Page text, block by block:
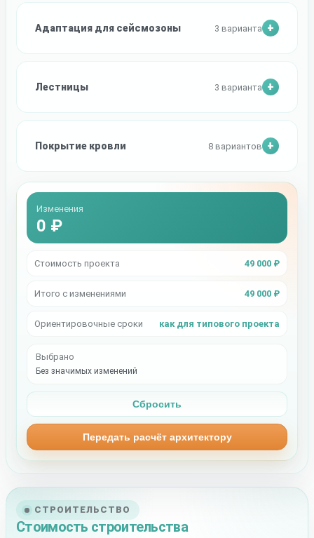
СТРОИТЕЛЬСТВО
Стоимость строительства
Адаптация для сейсмозоны 3 варианта
Лестницы 3 варианта
Покрытие кровли 8 вариантов
Изменения
0 ₽
Стоимость проекта 49 000 ₽
Итого с изменениями 49 000 ₽
Ориентировочные сроки как для типового проекта
Выбрано
Без значимых изменений
Сбросить
Передать расчёт архитектору